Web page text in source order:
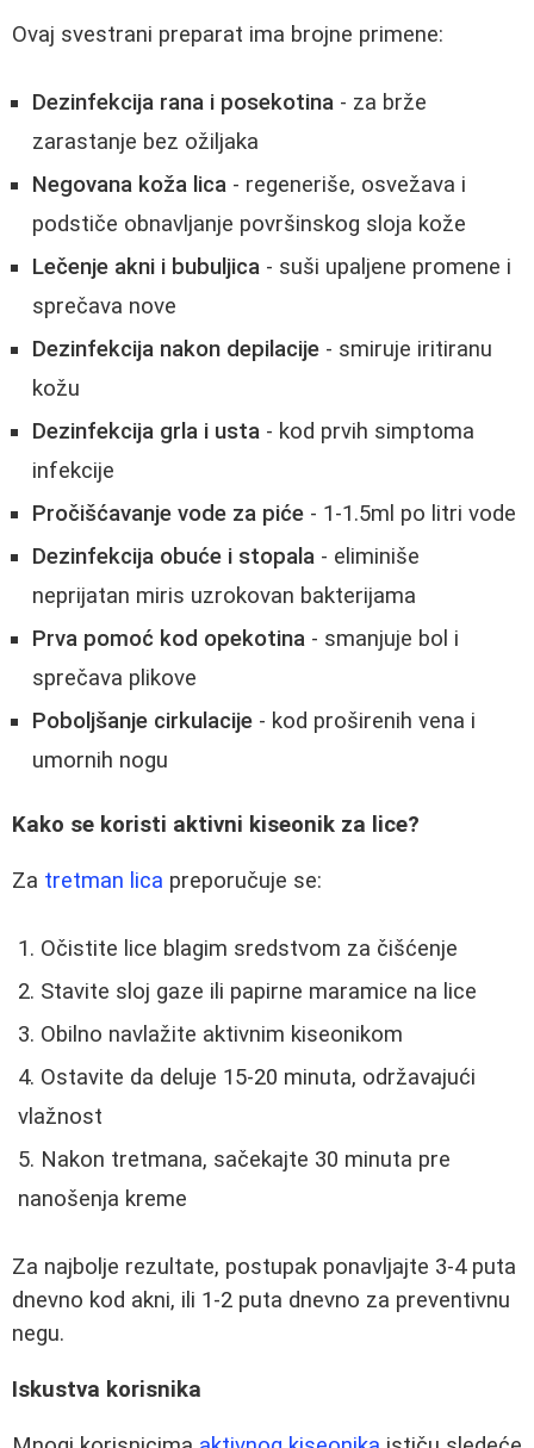
Ovaj svestrani preparat ima brojne primene:
Dezinfekcija rana i posekotina - za brže
zarastanje bez ožiljaka
Negovana koža lica - regeneriše, osvežava i
podstiče obnavljanje površinskog sloja kože
Lečenje akni i bubuljica - suši upaljene promene i
sprečava nove
Dezinfekcija nakon depilacije - smiruje iritiranu
kožu
Dezinfekcija grla i usta - kod prvih simptoma
infekcije
Pročišćavanje vode za piće - 1-1.5ml po litri vode
Dezinfekcija obuće i stopala - eliminiše
neprijatan miris uzrokovan bakterijama
Prva pomoć kod opekotina - smanjuje bol i
sprečava plikove
Poboljšanje cirkulacije - kod proširenih vena i
umornih nogu
Kako se koristi aktivni kiseonik za lice?
Za tretman lica preporučuje se:
Očistite lice blagim sredstvom za čišćenje
Stavite sloj gaze ili papirne maramice na lice
Obilno navlažite aktivnim kiseonikom
Ostavite da deluje 15-20 minuta, održavajući
vlažnost
Nakon tretmana, sačekajte 30 minuta pre
nanošenja kreme
Za najbolje rezultate, postupak ponavljajte 3-4 puta
dnevno kod akni, ili 1-2 puta dnevno za preventivnu
negu.
Iskustva korisnika